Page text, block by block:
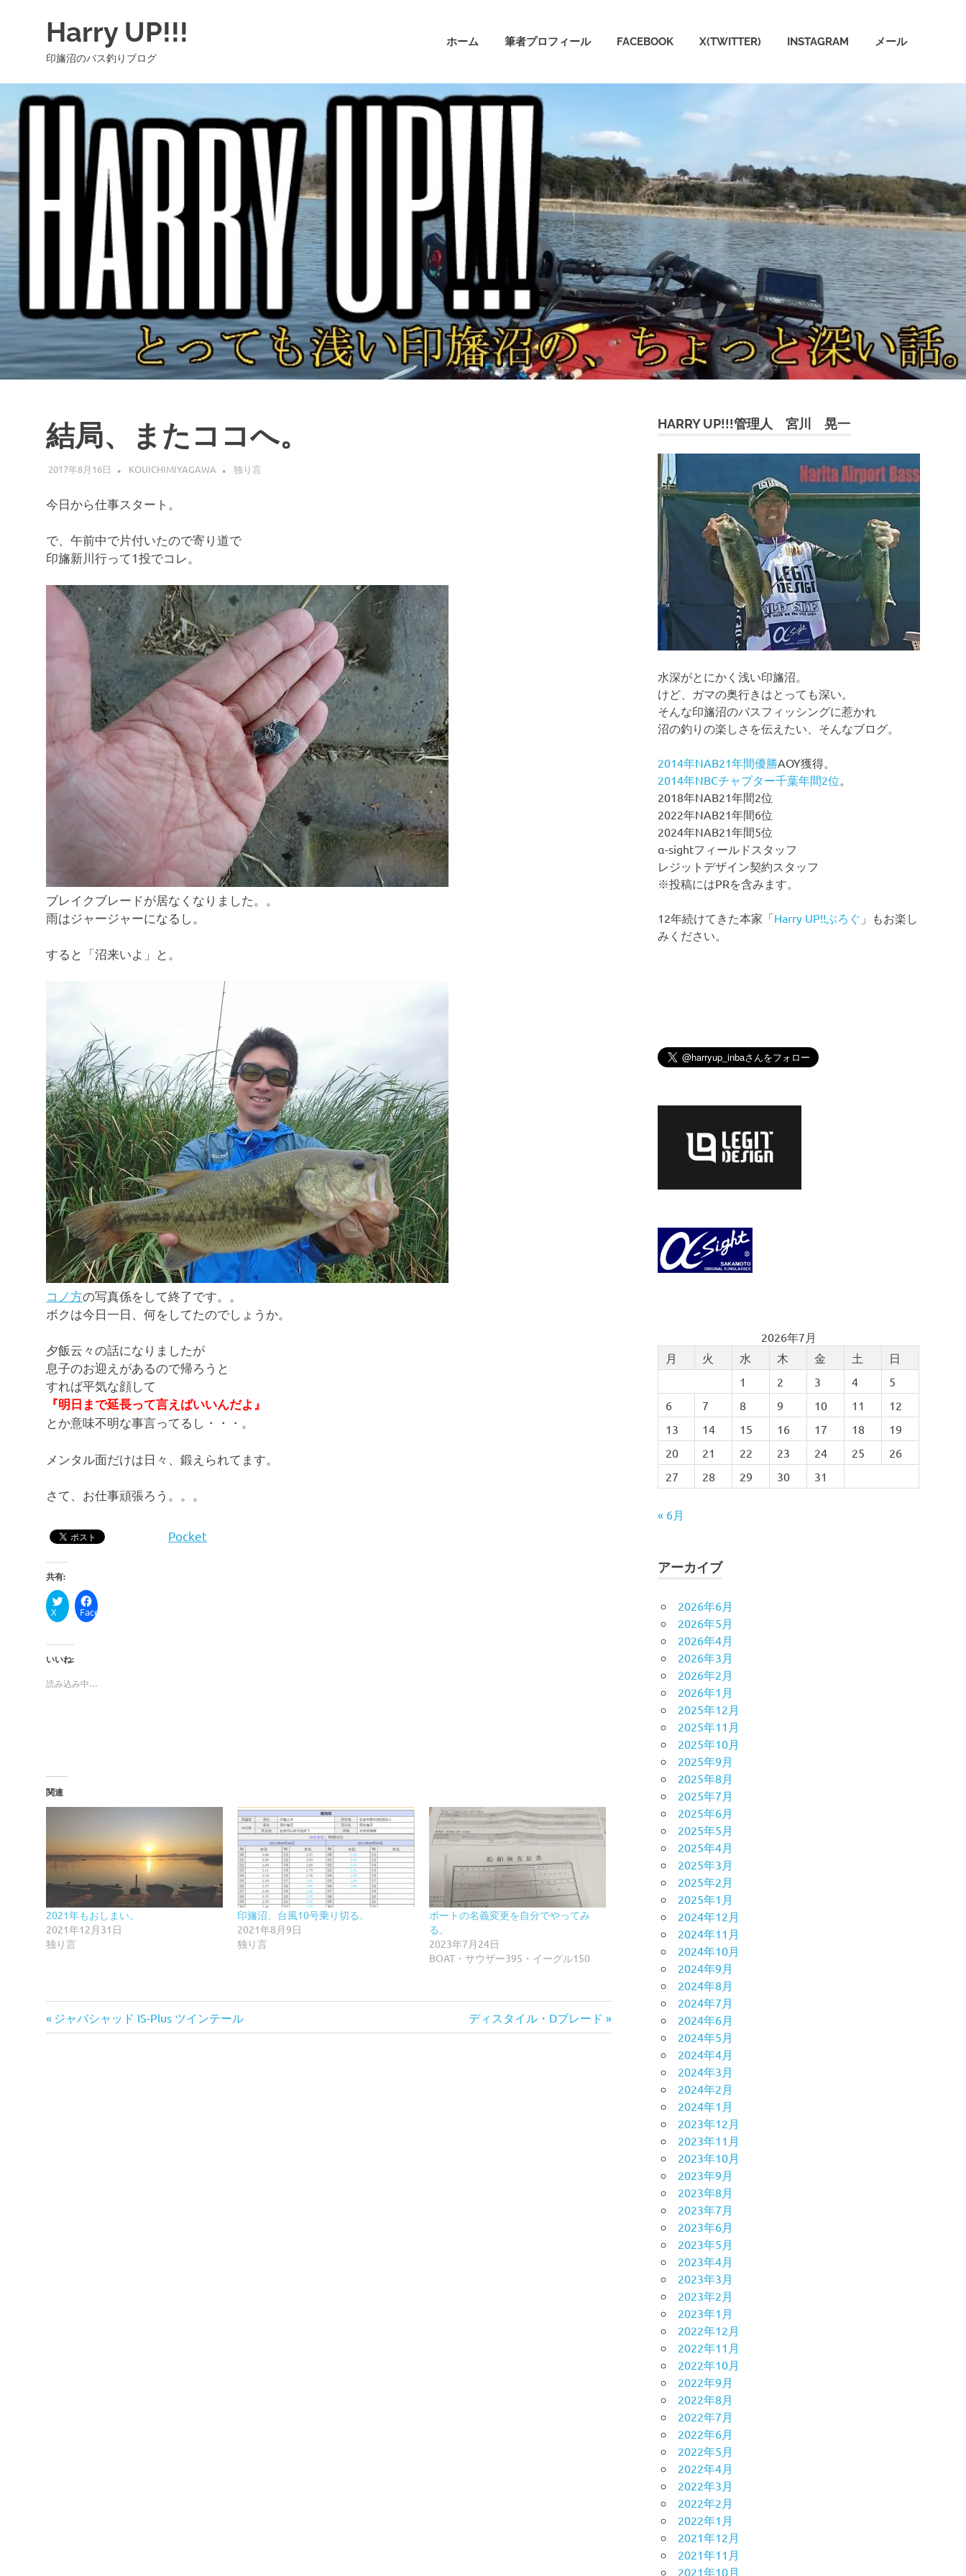
キ
プ
Harry UP!!!
印旛沼のバス釣りブログ
ホーム 筆者プロフィール FACEBOOK X(TWITTER) INSTAGRAM メール
結局、またココへ。
2017年8月16日 KOUICHIMIYAGAWA 独り言
今日から仕事スタート。
で、午前中で片付いたので寄り道で
印旛新川行って1投でコレ。
ブレイクブレードが居なくなりました。。
雨はジャージャーになるし。
すると「沼来いよ」と。
コノ方の写真係をして終了です。。
ボクは今日一日、何をしてたのでしょうか。
夕飯云々の話になりましたが
息子のお迎えがあるので帰ろうと
すれば平気な顔して
『明日まで延長って言えばいいんだよ』
とか意味不明な事言ってるし・・・。
メンタル面だけは日々、鍛えられてます。
さて、お仕事頑張ろう。。。
Pocket
共有:
X Facebook
いいね:
読み込み中…
関連
2021年もおしまい。
2021年12月31日
独り言
印旛沼、台風10号乗り切る。
2021年8月9日
独り言
ボートの名義変更を自分でやってみ
る。
2023年7月24日
BOAT・サウザー395・イーグル150
投
前
の
ジャバシャッド IS-Plus ツインテール
次
の
ディスタイル・Dブレード
HARRY UP!!!管理人 宮川 晃一
水深がとにかく浅い印旛沼。
けど、ガマの奥行きはとっても深い。
そんな印旛沼のバスフィッシングに惹かれ
沼の釣りの楽しさを伝えたい、そんなブログ。
2014年NAB21年間優勝AOY獲得。
2014年NBCチャプター千葉年間2位
2018年NAB21年間2位
2022年NAB21年間6位
2024年NAB21年間5位
α-sightフィールドスタッフ
レジットデザイン契約スタッフ
※投稿にはPRを含みます。
12年続けてきた本家「Harry UP!!ぶろぐ 」もお楽し
みください。
2026年7月
月
火 水 木 金 土
日
1
2 3 4
5
6
7 8 9 10 11
12
13
14 15 16 17 18
19
20
21 22 23 24 25
26
27
28 29 30 31
« 6月
アーカイブ
2026年6月
2026年5月
2026年4月
2026年3月
2026年2月
2026年1月
2025年12月
2025年11月
2025年10月
2025年9月
2025年8月
2025年7月
2025年6月
2025年5月
2025年4月
2025年3月
2025年2月
2025年1月
2024年12月
2024年11月
2024年10月
2024年9月
2024年8月
2024年7月
2024年6月
2024年5月
2024年4月
2024年3月
2024年2月
2024年1月
2023年12月
2023年11月
2023年10月
2023年9月
2023年8月
2023年7月
2023年6月
2023年5月
2023年4月
2023年3月
2023年2月
2023年1月
2022年12月
2022年11月
2022年10月
2022年9月
2022年8月
2022年7月
2022年6月
2022年5月
2022年4月
2022年3月
2022年2月
2022年1月
2021年12月
2021年11月
2021年10月